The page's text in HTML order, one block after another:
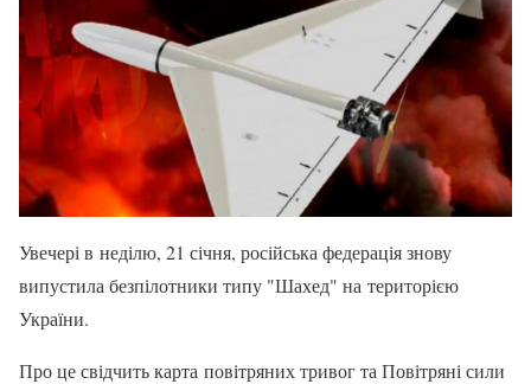
Увечері в неділю, 21 січня, російська федерація знову
випустила безпілотники типу "Шахед" на територією
України.
Про це свідчить карта повітряних тривог та Повітряні сили